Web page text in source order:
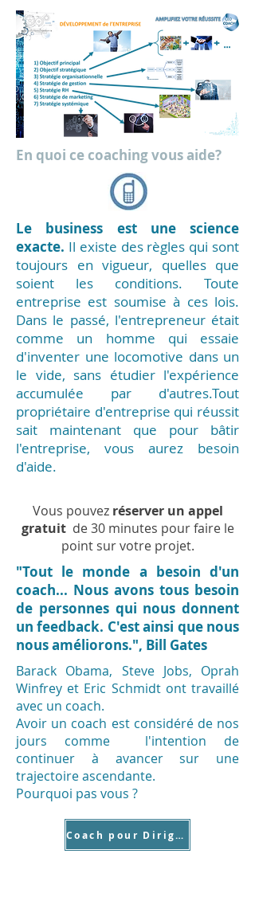
En quoi ce coaching vous aide?
Le business est une science
exacte. Il existe des règles qui sont
toujours en vigueur, quelles que
soient les conditions. Toute
entreprise est soumise à ces lois.
Dans le passé, l'entrepreneur était
comme un homme qui essaie
d'inventer une locomotive dans un
le vide, sans étudier l'expérience
accumulée par d'autres.Tout
propriétaire d'entreprise qui réussit
sait maintenant que pour bâtir
l'entreprise, vous aurez besoin
d'aide.
Vous pouvez réserver un appel
gratuit de 30 minutes pour faire le
point sur votre projet.
"Tout le monde a besoin d'un
coach... Nous avons tous besoin
de personnes qui nous donnent
un feedback. C'est ainsi que nous
nous améliorons.", Bill Gates
Barack Obama, Steve Jobs, Oprah
Winfrey et Eric Schmidt ont travaillé
avec un coach.
Avoir un coach est considéré de nos
jours comme l'intention de
continuer à avancer sur une
trajectoire ascendante.
Pourquoi pas vous ?
Coach pour Dirigeant